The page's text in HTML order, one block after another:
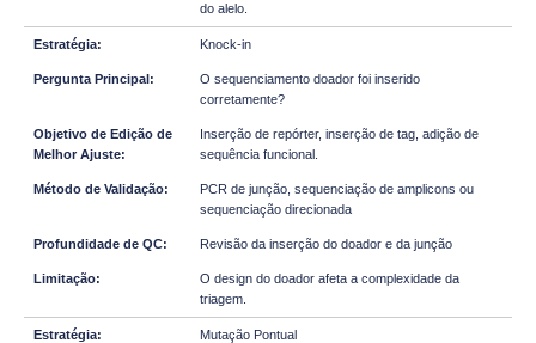
do alelo.
Knock-in
O sequenciamento doador foi inserido
corretamente?
Inserção de repórter, inserção de tag, adição de
sequência funcional.
PCR de junção, sequenciação de amplicons ou
sequenciação direcionada
Revisão da inserção do doador e da junção
O design do doador afeta a complexidade da
triagem.
Mutação Pontual